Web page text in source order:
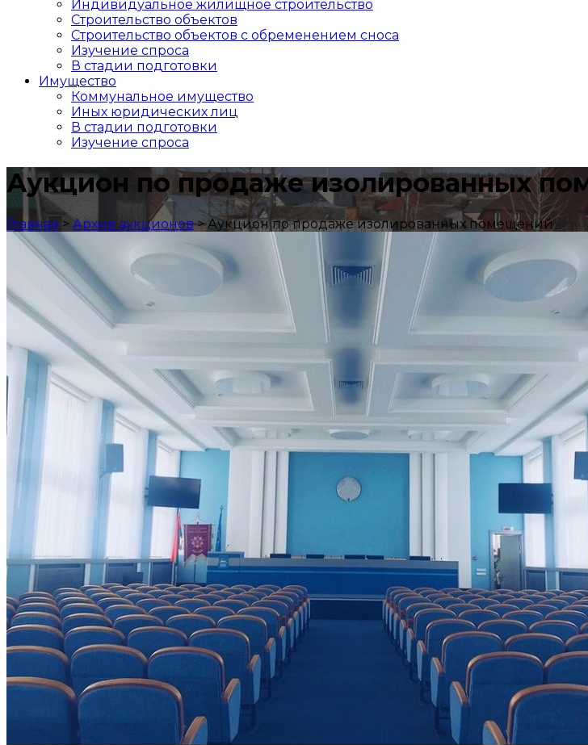
Индивидуальное жилищное строительство
Строительство объектов
Cтроительство объектов с обременением сноса
Изучение спроса
В стадии подготовки
Имущество
Коммунальное имущество
Иных юридических лиц
В стадии подготовки
Изучение спроса
Аукцион по продаже изолированных
Главная > Архив аукционов>Аукцион по продаже изолированных помещений